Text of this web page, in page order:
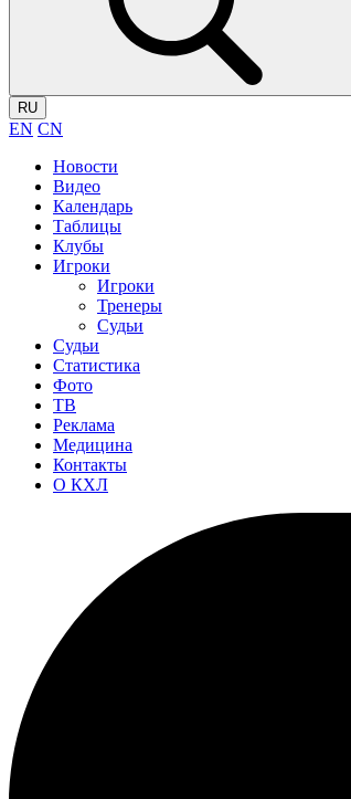
RU
EN CN
Новости
Видео
Календарь
Таблицы
Клубы
Игроки
Игроки
Тренеры
Судьи
Судьи
Статистика
Фото
ТВ
Реклама
Медицина
Контакты
О КХЛ